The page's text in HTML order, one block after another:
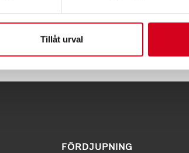
Tillåt urval
FÖRDJUPNING